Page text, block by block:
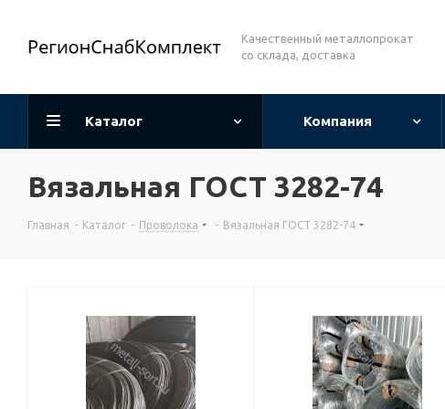
Качественный металлопрокат
со склада, доставка
Каталог Компания
Вязальная ГОСТ 3282-74
Главная - Каталог - Проволока - Вязальная ГОСТ 3282-74